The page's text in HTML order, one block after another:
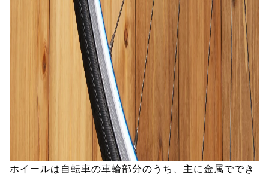
ホイールは自転車の車輪部分のうち、主に金属ででき